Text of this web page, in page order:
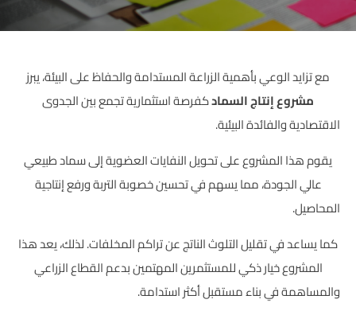
مع تزايد الوعي بأهمية الزراعة المستدامة والحفاظ على البيئة، يبرز
مشروع إنتاج السمادكفرصة استثمارية تجمع بين الجدوى
الاقتصادية والفائدة البيئية.
يقوم هذا المشروع على تحويل النفايات العضوية إلى سماد طبيعي
عالي الجودة، مما يسهم في تحسين خصوبة التربة ورفع إنتاجية
المحاصيل.
كما يساعد في تقليل التلوث الناتج عن تراكم المخلفات. لذلك، يعد هذا
المشروع خيار ذكي للمستثمرين المهتمين بدعم القطاع الزراعي
والمساهمة في بناء مستقبل أكثر استدامة.